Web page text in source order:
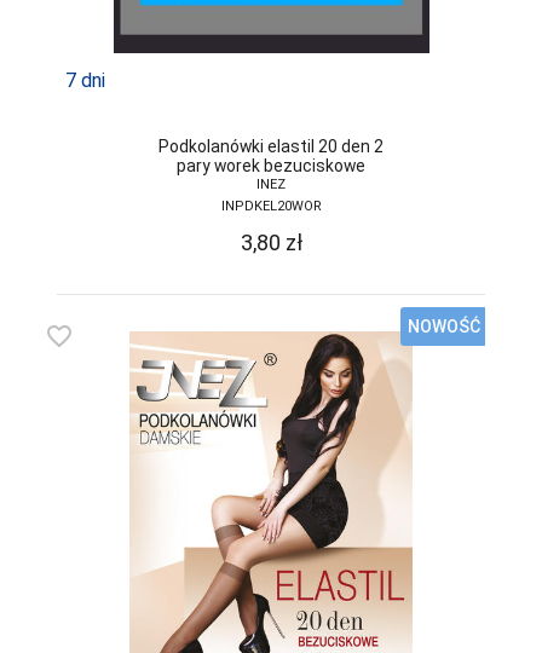
FUNNY-DAY
GAIA
GAJATEX
GATTA
GIERNAT
GIULIA
GOLDEN LADY
GONA
GORSENIA
GORTEKS
GRACYA
GRAMARK
GRAWEX
7 dni
Podkolanówki elastil 20 den 2
pary worek bezuciskowe
INEZ
INPDKEL20WOR
3,80 zł
favorite_border NOWOŚĆ